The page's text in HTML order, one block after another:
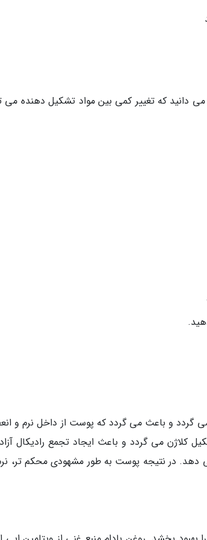
که تغییر کمی بین مواد تشکیل دهنده می
گردد و باعث می گردد که پوست از داخل نرم و
کلاژن می گردد و باعث ایجاد تجمع رادیکال
در نتیجه پوست به طور مشهودی محکم تر،